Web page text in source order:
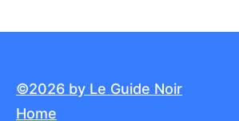
©2026 by Le Guide Noir
Home